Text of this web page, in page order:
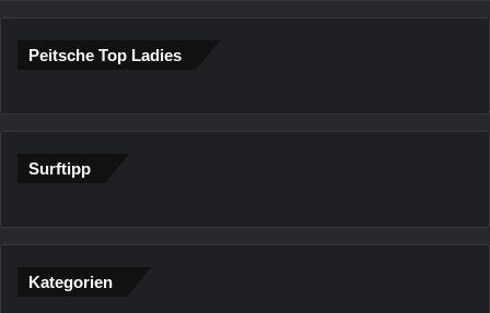
Peitsche Top Ladies
Surftipp
Kategorien